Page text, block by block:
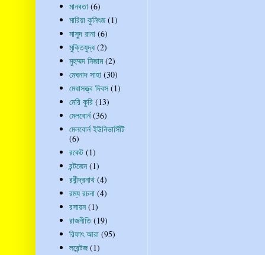
মানবতা (6)
মারিয়া কুনিৎজ (1)
মাসুদ রানা (6)
মুক্তিযুদ্ধ (2)
মুহম্মদ নিজাম (2)
মেঘনাদ সাহা (30)
মেধাসত্ত্ব দিবস (1)
মেরি কুরি (13)
মেলবোর্ন (36)
মেলবোর্ন ইউনিভার্সিটি
(6)
রকেট (1)
রন্টজেন (1)
রবীন্দ্রনাথ (4)
রম্য রচনা (4)
রসায়ন (1)
রাজনীতি (19)
রিফাৎ আরা (95)
লরেন্টজ (1)